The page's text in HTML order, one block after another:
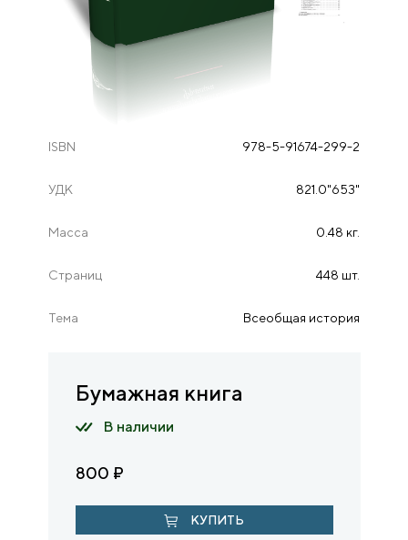
ISBN 978-5-91674-299-2
УДК 821.0"653"
Масса 0.48 кг.
Страниц 448 шт.
Тема Всеобщая история
Бумажная книга
В наличии
800 ₽
КУПИТЬ